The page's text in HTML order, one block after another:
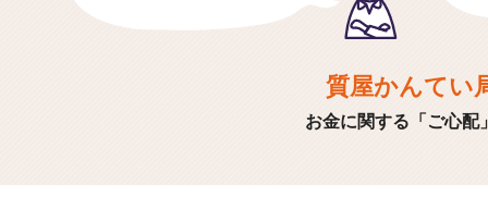
質屋かんてい
お金に関する「ご心配